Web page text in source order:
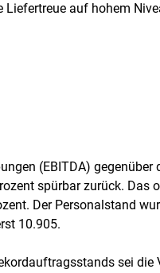
auf hohem
(EBITDA)
spürbar zurück. Das
Der Personalstand
10.905.
sei